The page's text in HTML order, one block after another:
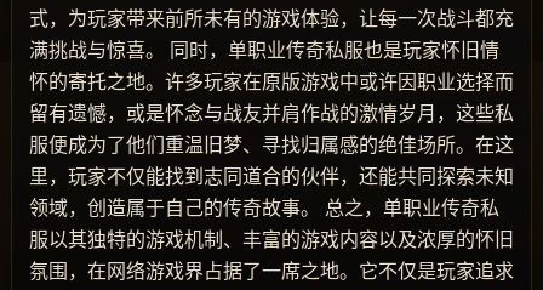
式，为玩家带来前所未有的游戏体验，让每一次战斗都充
满挑战与惊喜。 同时，单职业传奇私服也是玩家怀旧情
怀的寄托之地。许多玩家在原版游戏中或许因职业选择而
留有遗憾，或是怀念与战友并肩作战的激情岁月，这些私
服便成为了他们重温旧梦、寻找归属感的绝佳场所。在这
里，玩家不仅能找到志同道合的伙伴，还能共同探索未知
领域，创造属于自己的传奇故事。 总之，单职业传奇私
服以其独特的游戏机制、丰富的游戏内容以及浓厚的怀旧
氛围，在网络游戏界占据了一席之地。它不仅是玩家追求